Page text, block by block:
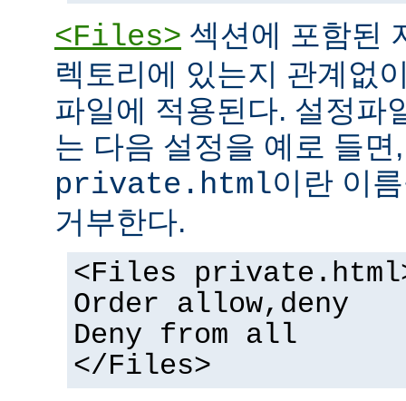
<Files> 섹션에 포함된
렉토리에 있는지 관계없
파일에 적용된다. 설정파
는 다음 설정을 예로 들
private.html이란 이
거부한다.
<Files
Order allow,deny
Deny from all
</Files>